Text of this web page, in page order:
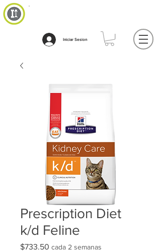
Iniciar Sesion
Prescription Diet
k/d Feline
$733.50 Precio
cada 2 semanas